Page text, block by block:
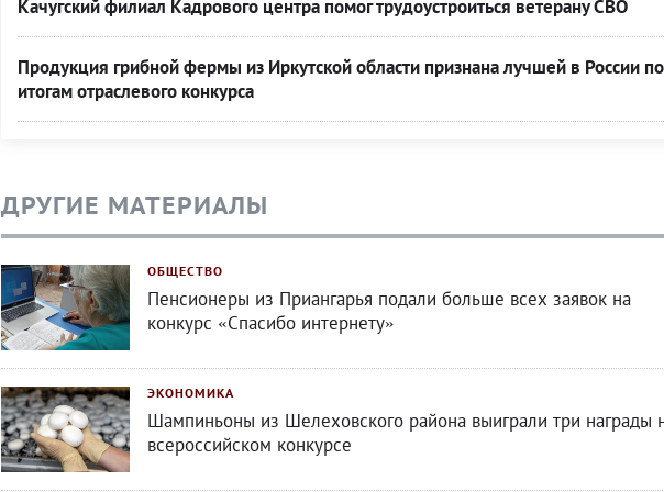
Качугский филиал Кадрового центра помог трудоустроиться ветерану СВО
Продукция грибной фермы из Иркутской области признана лучшей в России по
итогам отраслевого конкурса
ДРУГИЕ МАТЕРИАЛЫ
ОБЩЕСТВО
Пенсионеры из Приангарья подали больше всех заявок на
конкурс «Спасибо интернету»
ЭКОНОМИКА
Шампиньоны из Шелеховского района выиграли три награды
всероссийском конкурсе